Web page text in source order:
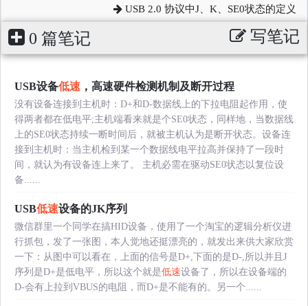
USB 2.0 协议中J、K、SE0状态的定义
0 篇笔记 写笔记
USB设备低速 ，高速硬件检测机制及断开过程
没有设备连接到主机时：D+和D-数据线上的下拉电阻起作用，使
得两者都在低电平;主机端看来就是个SE0状态，同样地，当数据线
上的SE0状态持续一断时间后，就被主机认为是断开状态。设备连
接到主机时：当主机检到某一个数据线电平拉高并保持了一段时
间，就认为有设备连上来了。 主机必需在驱动SE0状态以复位设
备......
USB低速设备的JK序列
微信群里一个同学在搞HID设备，使用了一个淘宝的逻辑分析仪进
行抓包，发了一张图，本人觉地还挺漂亮的，就发出来供大家欣赏
一下：从图中可以看在，上面的信号是D+,下面的是D-,所以并且J
序列是D+是低电平，所以这个就是低速设备了，所以在设备端的
D-会有上拉到VBUS的电阻，而D+是不能有的。另一个......